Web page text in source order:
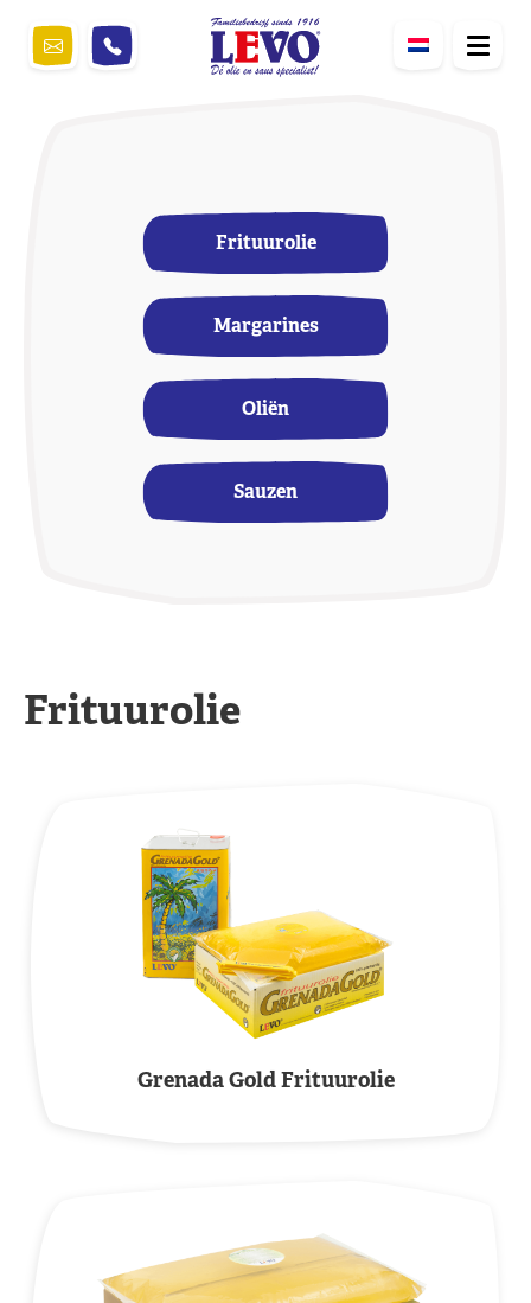
Frituurolie
Margarines
Oliën
Sauzen
Frituurolie
Grenada Gold Frituurolie